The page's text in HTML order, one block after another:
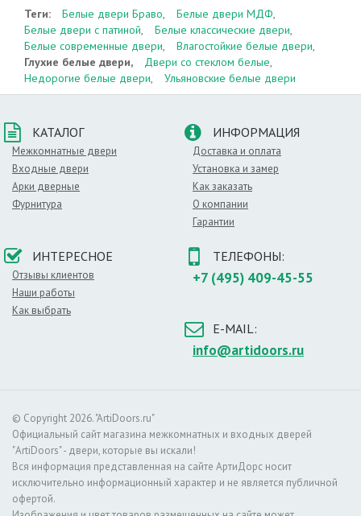
производителя в Москве;
• оперативный выезд замерщика с образцами по
Москве (500 руб.*) и области (+ 35 руб/км);
• мы работаем без выходных и перерывов;
• вам не нужно вносить предоплату за заказ дверей
со склада.
Теги: Белые двери Браво, Белые двери МДФ,
Белые двери с патиной, Белые классические двери,
Белые современные двери, Влагостойкие белые двери,
Глухие белые двери,
Двери со стеклом белые,
Недорогие белые двери, Ульяновские белые двери
КАТАЛОГ
Межкомнатные двери
Входные двери
Арки дверные
Фурнитура
ИНФОРМАЦИЯ
Доставка и оплата
Установка и замер
Как заказать
О компании
Гарантии
ИНТЕРЕСНОЕ
Отзывы клиентов
Наши работы
Как выбрать
ТЕЛЕФОНЫ:
+7 (495) 409-45-55
E-MAIL:
info@artidoors.ru
© Copyright 2026. "ArtiDoors.ru"
Официальный сайт магазина межкомнатных и входных дверей
"ArtiDoors" - двери, которые вы искали!
Вся информация представленная на сайте АртиДорс носит
исключительно информационный характер и не является публичной
офертой.